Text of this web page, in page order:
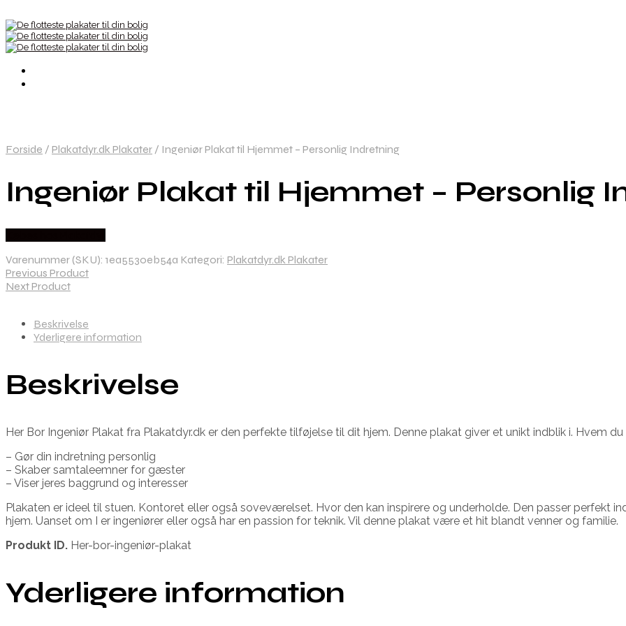
Forside / Plakatdyr.dk Plakater / Ingeniør Plakat til Hjemmet – Personlig Indretning
Ingeniør Plakat til Hjemmet – Personlig
Varenummer (SKU): 1ea5530eb54a Kategori: Plakatdyr.dk Plakater
Previous Product
Next Product
Beskrivelse
Yderligere information
Beskrivelse
Her Bor Ingeniør Plakat fra Plakatdyr.dk er den perfekte tilføjelse til dit hjem. Denne plakat giver et unikt indblik i. Hvem du
– Gør din indretning personlig
– Skaber samtaleemner for gæster
– Viser jeres baggrund og interesser
Plakaten er ideel til stuen. Kontoret eller også soveværelset. Hvor den kan inspirere og underholde. Den passer perfekt
hjem. Uanset om I er ingeniører eller også har en passion for teknik. Vil denne plakat være et hit blandt venner og familie.
Produkt ID. Her-bor-ingeniør-plakat
Yderligere information